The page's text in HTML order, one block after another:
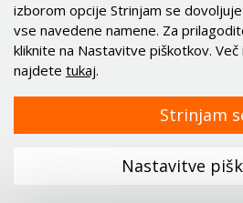
Delovno mesto s kanban
izborom opcije Strinjam se
vse navedene namene. Za
kliknite na Nastavitve piškotkov.
najdete tukaj.
Strinjam
Nastavitve